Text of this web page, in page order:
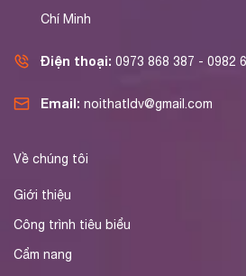
Chí Minh
Điện thoại: 0973 868 387 - 0982
Email: noithatldv@gmail.com
Về chúng tôi
Giới thiệu
Công trình tiêu biểu
Cẩm nang